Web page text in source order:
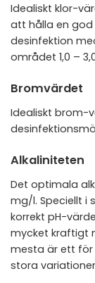
Idealiskt klor-
att hålla en
desinfektion
området 1,0 –
Bromvärdet
Idealiskt brom-
Alkaliniteten
Det optimala
mg/l. Speciellt i
korrekt pH-
mycket kraftigt
mesta är ett för
stora